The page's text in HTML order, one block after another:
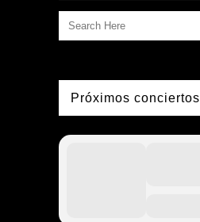
Próximos conciertos